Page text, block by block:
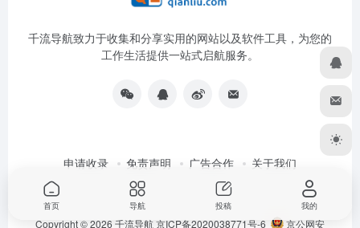
千流导航致力于收集和分享实用的网站以及软件工具，为您的
工作生活提供一站式启航服务。
申请收录 免责声明 广告合作 关于我们
Copyright © 2026 千流导航京ICP备2020038771号-6 京公网安
首页 导航 投稿 我的